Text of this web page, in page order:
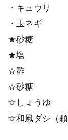
・キュ
・玉ネ
★砂糖
★塩 小
☆酢
☆砂糖
☆しょう
☆和風ダシ（